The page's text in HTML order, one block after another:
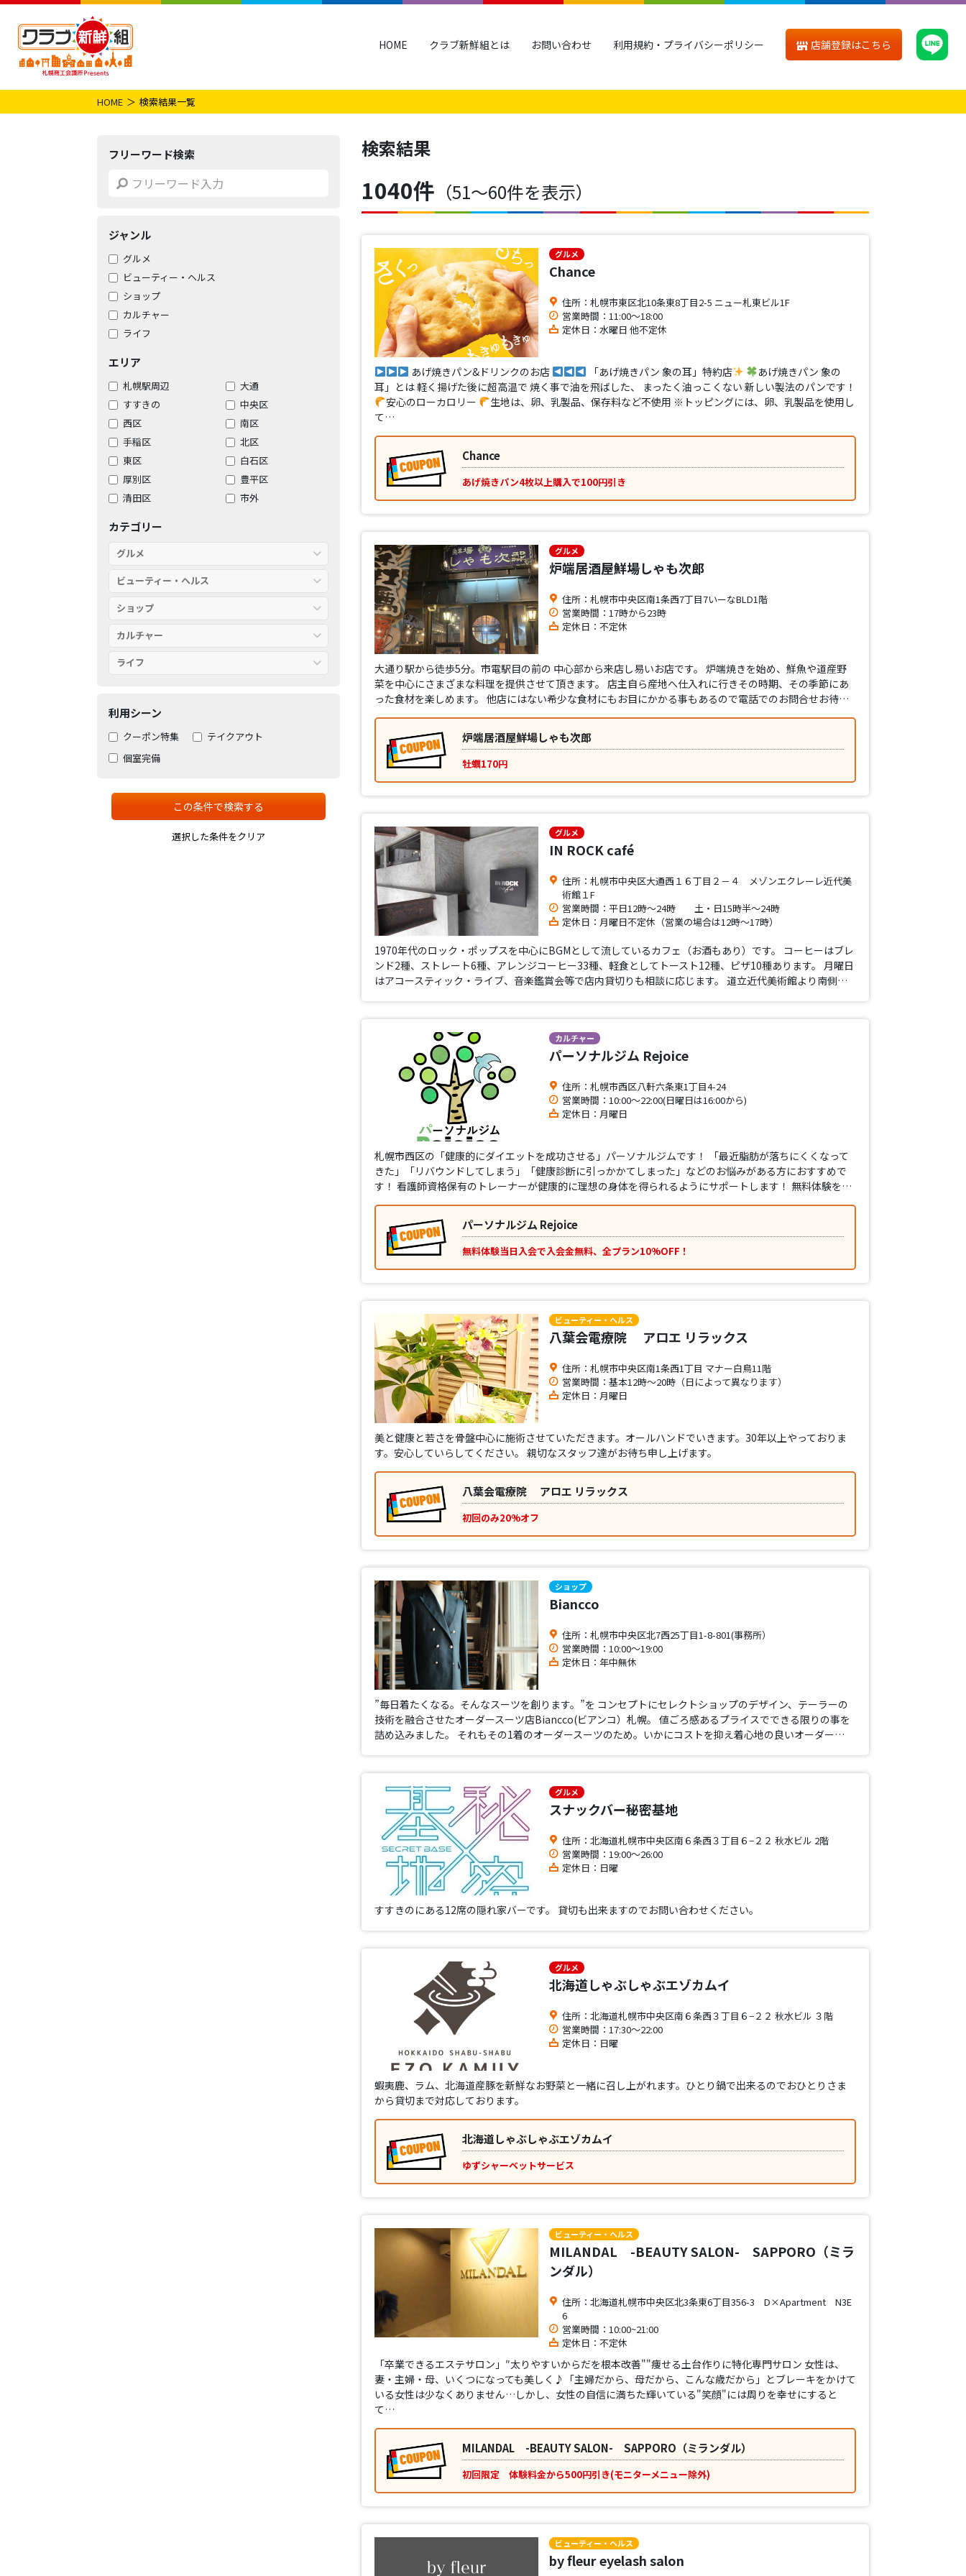
HOME クラブ新鮮組とは お問い合わせ 利用規約・プライバシーポリシー 店舗登録はこちら
HOME 検索結果一覧
フリーワード検索
ジャンル
グルメ
ビューティー・ヘルス
ショップ
カルチャー
ライフ
エリア
札幌駅周辺
大通
すすきの
中央区
西区
南区
手稲区
北区
東区
白石区
厚別区
豊平区
清田区
市外
カテゴリー
グルメ
ビューティー・ヘルス
ショップ
カルチャー
ライフ
利用シーン
クーポン特集
テイクアウト
個室完備
この条件で検索する
選択した条件をクリア
検索結果
1040件 （51〜60件を表示）
グルメ
Chance
住所：札幌市東区北10条東8丁目2-5 ニュー札東ビル1F
営業時間：11:00～18:00
定休日：水曜日 他不定休
あげ焼きパン&ドリンクのお店 「あげ焼きパン 象の耳」特約店
あげ焼きパン 象の
耳」とは 軽く揚げた後に超高温で 焼く事で油を飛ばした、 まったく油っこくない 新しい製法のパンです！
安心のローカロリー
生地は、卵、乳製品、保存料など不使用 ※トッピングには、卵、乳製品を使用し
て…
Chance
あげ焼きパン4枚以上購入で100円引き
グルメ
炉端居酒屋鮮場しゃも次郎
住所：札幌市中央区南1条西7丁目7いーなBLD1階
営業時間：17時から23時
定休日：不定休
大通り駅から徒歩5分。市電駅目の前の 中心部から来店し易いお店です。 炉端焼きを始め、鮮魚や道産野
菜を中心にさまざまな料理を提供させて頂きます。 店主自ら産地へ仕入れに行きその時期、その季節にあ
った食材を楽しめます。 他店にはない希少な食材にもお目にかかる事もあるので電話でのお問合せお待…
炉端居酒屋鮮場しゃも次郎
牡蠣170円
グルメ
IN ROCK café
住所：札幌市中央区大通西１６丁目２－４ メゾンエクレーレ近代美
術館１F
営業時間：平日12時～24時 土・日15時半～24時
定休日：月曜日不定休（営業の場合は12時～17時）
1970年代のロック・ポップスを中心にBGMとして流しているカフェ（お酒もあり）です。 コーヒーはブレ
ンド2種、ストレート6種、アレンジコーヒー33種、軽食としてトースト12種、ピザ10種あります。 月曜日
はアコースティック・ライブ、音楽鑑賞会等で店内貸切りも相談に応じます。 道立近代美術館より南側…
カルチャー
パーソナルジム Rejoice
住所：札幌市西区八軒六条東1丁目4-24
営業時間：10:00〜22:00(日曜日は16:00から)
定休日：月曜日
札幌市西区の「健康的にダイエットを成功させる」パーソナルジムです！ 「最近脂肪が落ちにくくなって
きた」「リバウンドしてしまう」「健康診断に引っかかてしまった」などのお悩みがある方におすすめで
す！ 看護師資格保有のトレーナーが健康的に理想の身体を得られるようにサポートします！ 無料体験を…
パーソナルジム Rejoice
無料体験当日入会で入会金無料、全プラン10%OFF！
ビューティー・ヘルス
八葉会電療院 アロエ リラックス
住所：札幌市中央区南1条西1丁目 マナー白鳥11階
営業時間：基本12時〜20時（日によって異なります）
定休日：月曜日
美と健康と若さを骨盤中心に施術させていただきます。オールハンドでいきます。30年以上やっておりま
す。安心していらしてください。 親切なスタッフ達がお待ち申し上げます。
八葉会電療院 アロエ リラックス
初回のみ20%オフ
ショップ
Biancco
住所：札幌市中央区北7西25丁目1-8-801(事務所）
営業時間：10:00～19:00
定休日：年中無休
”毎日着たくなる。そんなスーツを創ります。”を コンセプトにセレクトショップのデザイン、テーラーの
技術を融合させたオーダースーツ店Biancco(ビアンコ）札幌。 値ごろ感あるプライスでできる限りの事を
詰め込みました。 それもその1着のオーダースーツのため。いかにコストを抑え着心地の良いオーダー…
グルメ
スナックバー秘密基地
住所：北海道札幌市中央区南６条西３丁目６−２２ 秋水ビル 2階
営業時間：19:00〜26:00
定休日：日曜
すすきのにある12席の隠れ家バーです。 貸切も出来ますのでお問い合わせください。
グルメ
北海道しゃぶしゃぶエゾカムイ
住所：北海道札幌市中央区南６条西３丁目６−２２ 秋水ビル ３階
営業時間：17:30〜22:00
定休日：日曜
蝦夷鹿、ラム、北海道産豚を新鮮なお野菜と一緒に召し上がれます。ひとり鍋で出来るのでおひとりさま
から貸切まで対応しております。
北海道しゃぶしゃぶエゾカムイ
ゆずシャーベットサービス
ビューティー・ヘルス
MILANDAL -BEAUTY SALON- SAPPORO（ミラ
ンダル）
住所：北海道札幌市中央区北3条東6丁目356-3 D×Apartment N3E
6
営業時間：10:00~21:00
定休日：不定休
「卒業できるエステサロン」″太りやすいからだを根本改善""痩せる土台作りに特化専門サロン 女性は、
妻・主婦・母、いくつになっても美しく♪「主婦だから、母だから、こんな歳だから」とブレーキをかけて
いる女性は少なくありません…しかし、女性の自信に満ちた輝いている"笑顔"には周りを幸せにすると
て…
MILANDAL -BEAUTY SALON- SAPPORO（ミランダル）
初回限定 体験料金から500円引き(モニターメニュー除外)
ビューティー・ヘルス
by fleur eyelash salon